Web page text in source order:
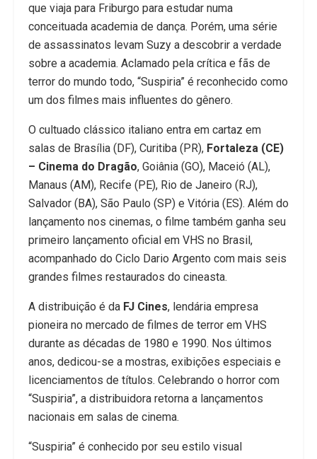
que viaja para Friburgo para estudar numa
conceituada academia de dança. Porém, uma série
de assassinatos levam Suzy a descobrir a verdade
sobre a academia. Aclamado pela crítica e fãs de
terror do mundo todo, “Suspiria” é reconhecido como
um dos filmes mais influentes do gênero.
O cultuado clássico italiano entra em cartaz em
salas de Brasília (DF), Curitiba (PR), Fortaleza (CE)
– Cinema do Dragão, Goiânia (GO), Maceió (AL),
Manaus (AM), Recife (PE), Rio de Janeiro (RJ),
Salvador (BA), São Paulo (SP) e Vitória (ES). Além do
lançamento nos cinemas, o filme também ganha seu
primeiro lançamento oficial em VHS no Brasil,
acompanhado do Ciclo Dario Argento com mais seis
grandes filmes restaurados do cineasta.
A distribuição é da FJ Cines, lendária empresa
pioneira no mercado de filmes de terror em VHS
durante as décadas de 1980 e 1990. Nos últimos
anos, dedicou-se a mostras, exibições especiais e
licenciamentos de títulos. Celebrando o horror com
“Suspiria”, a distribuidora retorna a lançamentos
nacionais em salas de cinema.
“Suspiria” é conhecido por seu estilo visual